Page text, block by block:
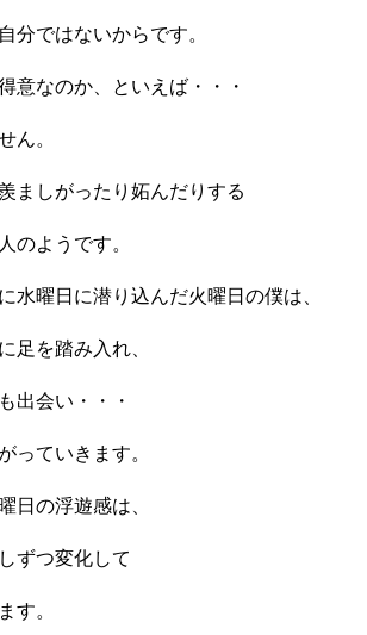
分ではないからです。
意なのか、といえば・・・
ん。
ましがったり妬んだりする
のようです。
水曜日に潜り込んだ火曜日の僕は、
足を踏み入れ、
出会い・・・
っていきます。
日の浮遊感は、
ずつ変化して
す。